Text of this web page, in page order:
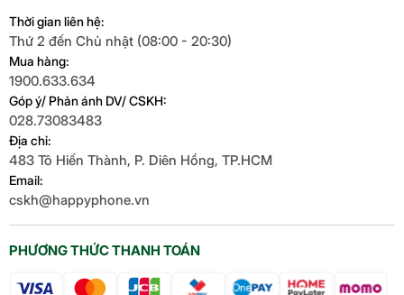
PHƯƠNG THỨC THANH TOÁN
Thời gian liên hệ:
Thứ 2 đến Chủ nhật (08:00 - 20:30)
Mua hàng:
1900.633.634
Góp ý/ Phản ánh DV/ CSKH:
028.73083483
Địa chỉ:
483 Tô Hiến Thành, P. Diên Hồng, TP.HCM
Email:
cskh@happyphone.vn